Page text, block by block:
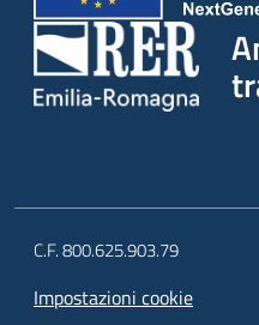
C.F. 800.625.903.79
Impostazioni cookie